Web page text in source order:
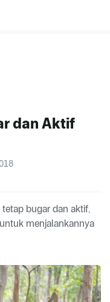
dan Aktif
bugar dan aktif,
menjalankannya